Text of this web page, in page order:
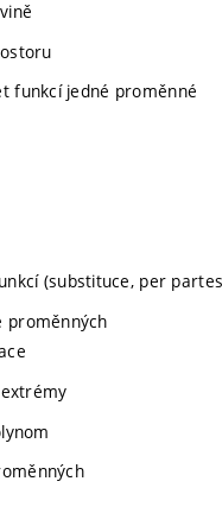
funkcí jedné proměnné
(substituce, per
proměnných